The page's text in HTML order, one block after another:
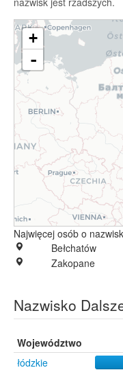
+
-
Najwięcej osób o
Bełchatów
Zakopane
Nazwisko
Województwo
łódzkie